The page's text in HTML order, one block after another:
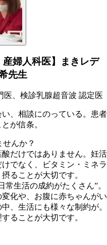
産婦人科医】まきレデ
先生
医、検診乳腺超音波 認定医
、相談にのっている。患者
が信条。
んか？
だけではありません。妊活
でなく、ビタミン・ミネラ
ることが大切です。
生活の成約がたくさん”。
化や、お腹に赤ちゃんがい
、生活にも様々な制約が。
ることが大切です。